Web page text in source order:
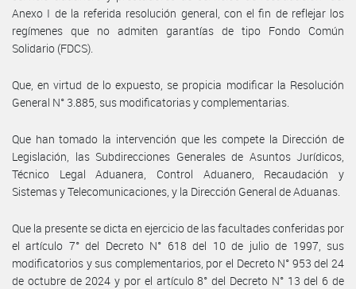
Anexo I de la referida resolución general, con el fin de reflejar los
regímenes que no admiten garantías de tipo Fondo Común
Solidario (FDCS).
Que, en virtud de lo expuesto, se propicia modificar la Resolución
General N° 3.885, sus modificatorias y complementarias.
Que han tomado la intervención que les compete la Dirección de
Legislación, las Subdirecciones Generales de Asuntos Jurídicos,
Técnico Legal Aduanera, Control Aduanero, Recaudación y
Sistemas y Telecomunicaciones, y la Dirección General de Aduanas.
Que la presente se dicta en ejercicio de las facultades conferidas por
el artículo 7° del Decreto N° 618 del 10 de julio de 1997, sus
modificatorios y sus complementarios, por el Decreto N° 953 del 24
de octubre de 2024 y por el artículo 8° del Decreto N° 13 del 6 de